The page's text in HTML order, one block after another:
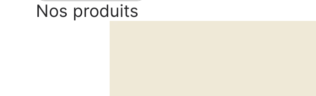
Nos produits